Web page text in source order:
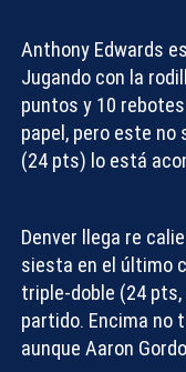
Anthony Edwards
Jugando con la
puntos y 10
papel, pero este no
(24 pts) lo está
Denver llega re
siesta en el último
triple-doble (24 pts,
partido. Encima no
aunque Aaron